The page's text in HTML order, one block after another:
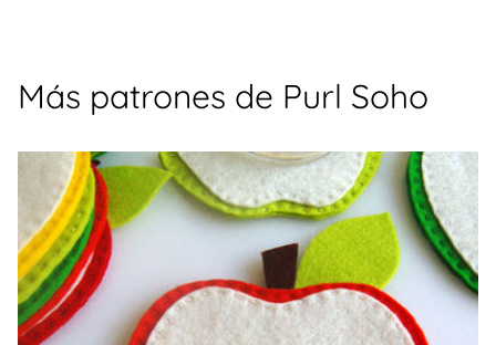
Más patrones de Purl Soho